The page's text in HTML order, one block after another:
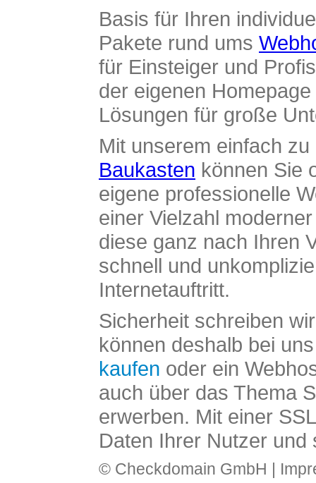
Basis für Ihren
Pakete rund ums
für Einsteiger und
der eigenen
Lösungen für große
Mit unserem einfach
Baukasten können Sie
eigene professionelle
einer Vielzahl
diese ganz nach Ihren
schnell und
Internetauftritt.
Sicherheit schreiben
können deshalb bei
kaufen oder ein
auch über das Thema
erwerben. Mit einer
Daten Ihrer Nutzer und
© Checkdomain GmbH |